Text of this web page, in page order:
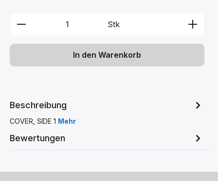
Produkt Anzahl: Gib den
Stk
In den Warenkorb
Beschreibung
COVER, SIDE 1 Mehr
Bewertungen